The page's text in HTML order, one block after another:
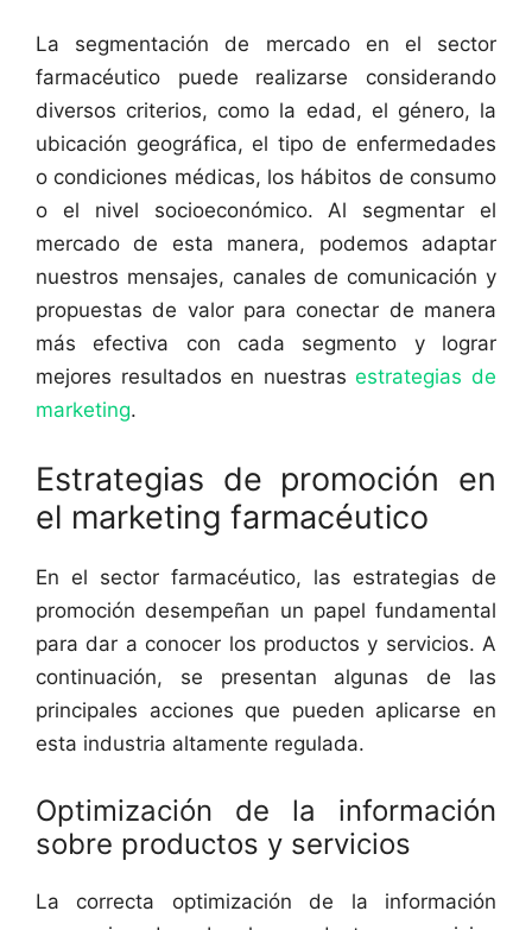
La segmentación de mercado en el sector
farmacéutico puede realizarse considerando
diversos criterios, como la edad, el género, la
ubicación geográfica, el tipo de enfermedades
o condiciones médicas, los hábitos de consumo
o el nivel socioeconómico. Al segmentar el
mercado de esta manera, podemos adaptar
nuestros mensajes, canales de comunicación y
propuestas de valor para conectar de manera
más efectiva con cada segmento y lograr
mejores resultados en nuestrasestrategias de
marketing.
Estrategias de promoción en
el marketing farmacéutico
En el sector farmacéutico, las estrategias de
promoción desempeñan un papel fundamental
para dar a conocer los productos y servicios. A
continuación, se presentan algunas de las
principales acciones que pueden aplicarse en
esta industria altamente regulada.
Optimización de la información
sobre productos y servicios
La correcta optimización de la información